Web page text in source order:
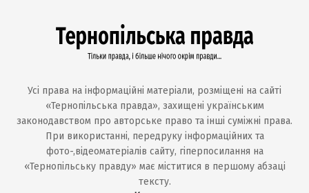
Усі права на інформаційні матеріали, розміщені на сайті
«Тернопільська правда», захищені українським
законодавством про авторське право та інші суміжні права.
При використанні, передруку інформаційних та
фото-,відеоматеріалів сайту, гіперпосилання на
«Тернопільську правду» має міститися в першому абзаці
тексту.